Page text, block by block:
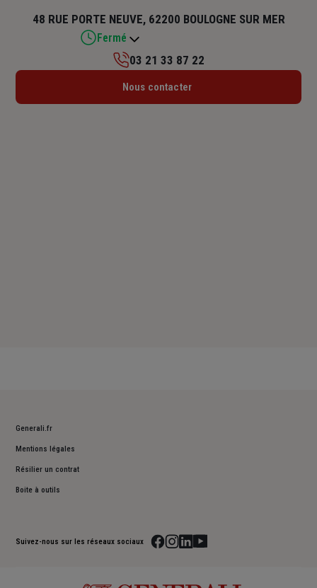
48 RUE PORTE NEUVE, 62200 BOULOGNE SUR MER
Fermé
Lundi : 09h – 12h / 14h – 17h
03 21 33 87 22
Nous contacter
Generali.fr
Mentions légales
Résilier un contrat
Boite à outils
Suivez-nous sur les réseaux sociaux